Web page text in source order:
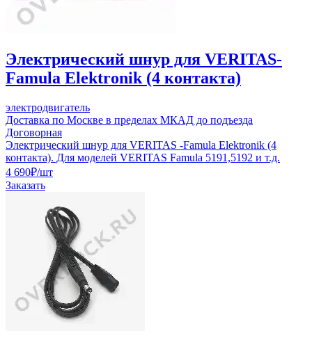
Электрический шнур для VERITAS-
Famula Elektronik (4 контакта)
электродвигатель
Доставка по Москве в пределах МКАД до подъезда
Договорная
Электрический шнур для VERITAS -Famula Elektronik (4
контакта). Для моделей VERITAS Famula 5191,5192 и т.д.
4 690₽/шт
Заказать